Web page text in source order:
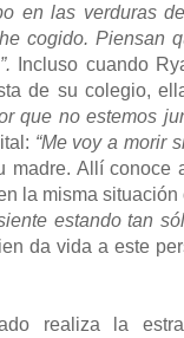
en las verduras
cogido. Piensan
Incluso cuando
de su colegio,
que no estemos
“Me voy a morir
madre. Allí conoce
la misma
estando tan
da vida a este
realiza la